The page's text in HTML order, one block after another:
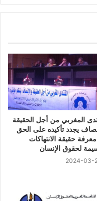
المغربي من أجل الحقيقة
يجدد تأكيده على الحق
حقيقة الانتهاكات
لحقوق الإنسان
2024-03-